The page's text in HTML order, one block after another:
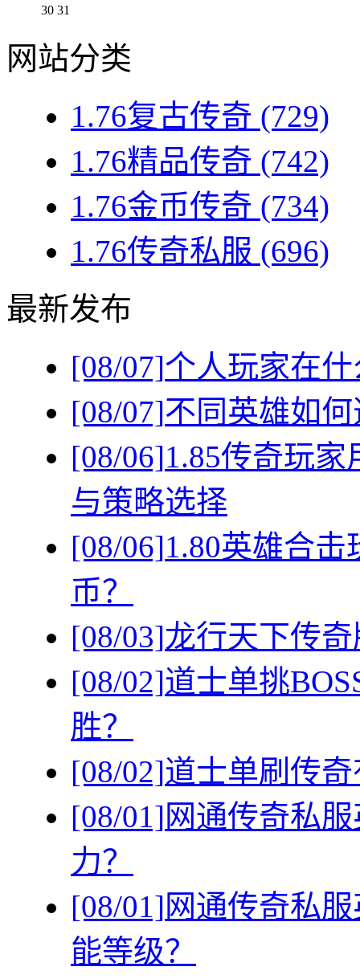
30 31
网站分类
1.76复古传奇 (729)
1.76精品传奇 (742)
1.76金币传奇 (734)
1.76传奇私服 (696)
最新发布
[08/07]个人玩家在
[08/07]不同英雄如
[08/06]1.85传奇玩
与策略选择
[08/06]1.80英雄合
币？
[08/03]龙行天下传
[08/02]道士单挑
胜？
[08/02]道士单刷传
[08/01]网通传奇私
力？
[08/01]网通传奇私
能等级？